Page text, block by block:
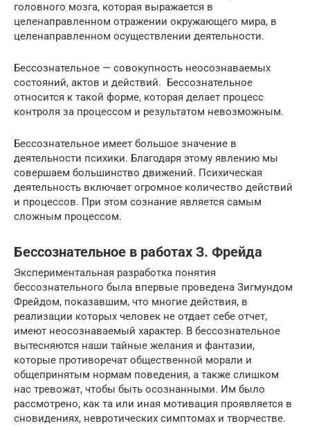
головного мозга, которая выражается в
целенаправленном отражении окружающего мира, в
целенаправленном осуществлении деятельности.
Бессознательное — совокупность неосознаваемых
состояний, актов и действий. Бессознательное
относится к такой форме, которая делает процесс
контроля за процессом и результатом невозможным.
Бессознательное имеет большое значение в
деятельности психики. Благодаря этому явлению мы
совершаем большинство движений. Психическая
деятельность включает огромное количество действий
и процессов. При этом сознание является самым
сложным процессом.
Бессознательное в работах З. Фрейда
Экспериментальная разработка понятия
бессознательного была впервые проведена Зигмундом
Фрейдом, показавшим, что многие действия, в
реализации которых человек не отдает себе отчет,
имеют неосознаваемый характер. В бессознательное
вытесняются наши тайные желания и фантазии,
которые противоречат общественной морали и
общепринятым нормам поведения, а также слишком
нас тревожат, чтобы быть осознанными. Им было
рассмотрено, как та или иная мотивация проявляется в
сновидениях, невротических симптомах и творчестве.